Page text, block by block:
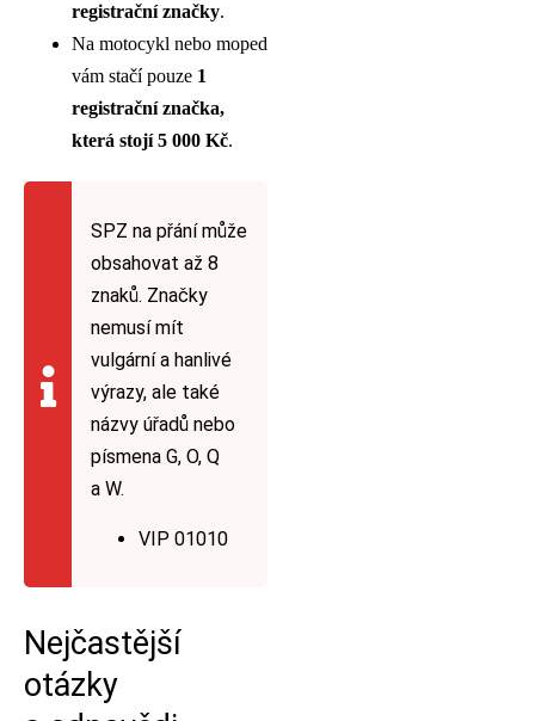
registrační značky.
Na motocykl nebo moped
vám stačí pouze 1
registrační značka,
která stojí 5 000 Kč.
SPZ na přání může
obsahovat až 8
znaků. Značky
nemusí mít
vulgární a hanlivé
výrazy, ale také
názvy úřadů nebo
písmena G, O, Q
a W.
VIP 01010
Nejčastější
otázky